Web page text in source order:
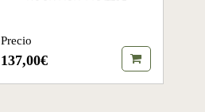
Precio
137,00€